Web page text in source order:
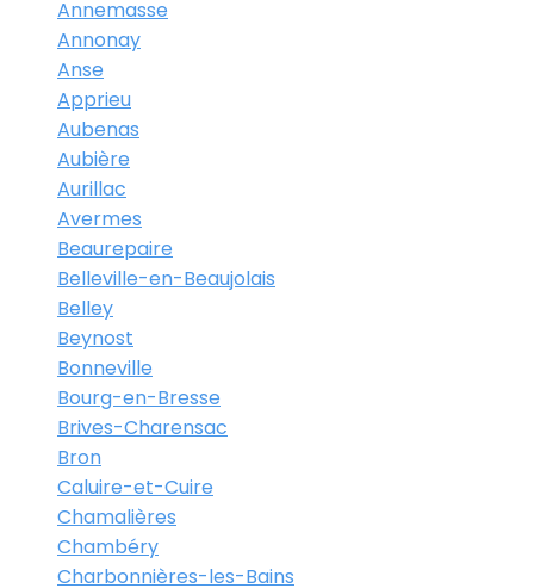
Annemasse
Annonay
Anse
Apprieu
Aubenas
Aubière
Aurillac
Avermes
Beaurepaire
Belleville-en-Beaujolais
Belley
Beynost
Bonneville
Bourg-en-Bresse
Brives-Charensac
Bron
Caluire-et-Cuire
Chamalières
Chambéry
Charbonnières-les-Bains